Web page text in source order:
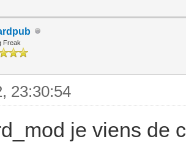
Freak
23:30:54
je viens de